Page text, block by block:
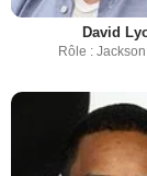
David
Rôle :